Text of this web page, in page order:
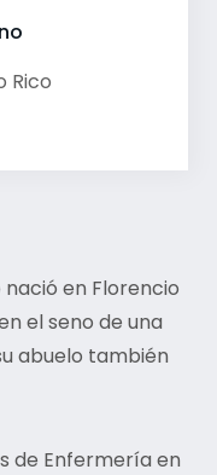
nació en Florencio
el seno de una
abuelo también
de Enfermería en
Rico